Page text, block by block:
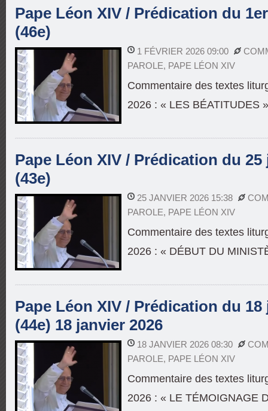
Pape Léon XIV / Prédication du
(46e)
1 FÉVRIER 2026 09:00
PAROLE, PAPE LÉON XIV
Commentaire des textes
2026 : « LES BÉATITUDES »
Pape Léon XIV / Prédication du 25
(43e)
25 JANVIER 2026 15:38
PAROLE, PAPE LÉON XIV
Commentaire des textes
2026 : « DÉBUT DU
Pape Léon XIV / Prédication du 18
(44e) 18 janvier 2026
18 JANVIER 2026 08:30
PAROLE, PAPE LÉON XIV
Commentaire des textes
2026 : « LE TÉMOIGNAGE